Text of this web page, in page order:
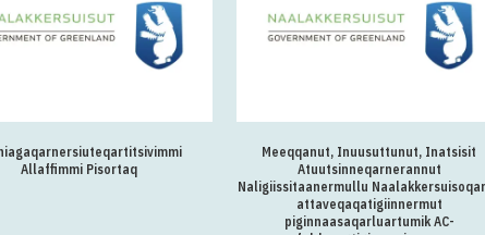
Allaffimmi Pisortaq
Meeqqanut, Inuusuttunut, Inatsisit
Atuutsinneqarnerannut
Naligiissitaanermullu
attaveqaqatigiinnermut
piginnaasaqarluartumik AC-